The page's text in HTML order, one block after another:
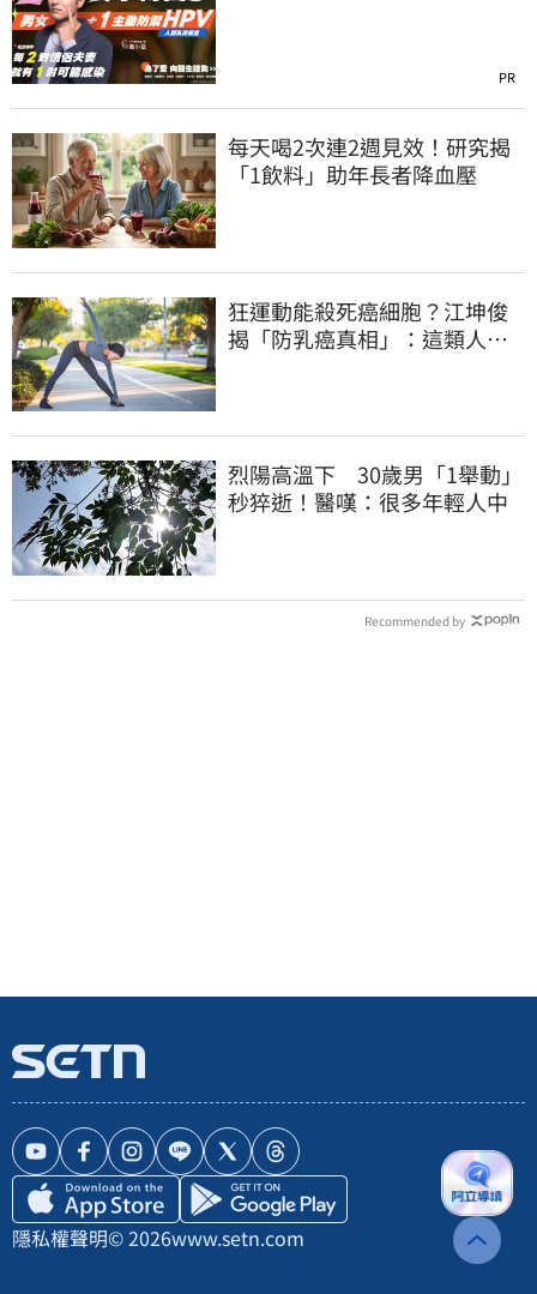
PR
每天喝2次連2週見效！研究揭
「1飲料」助年長者降血壓
狂運動能殺死癌細胞？江坤俊
揭「防乳癌真相」：這類人可
烈陽高溫下 30歲男「1舉動」
秒猝逝！醫嘆：很多年輕人中
Recommended by
隱私權聲明© 2026www.setn.com